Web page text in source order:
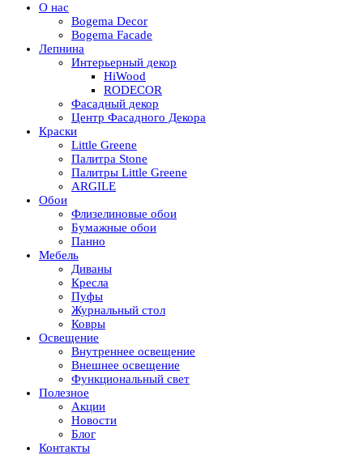
О нас
Bogema Decor
Bogema Facade
Лепнина
Интерьерный декор
HiWood
RODECOR
Фасадный декор
Центр Фасадного Декора
Краски
Little Greene
Палитра Stone
Палитры Little Greene
ARGILE
Обои
Флизелиновые обои
Бумажные обои
Панно
Мебель
Диваны
Кресла
Пуфы
Журнальный стол
Ковры
Освещение
Внутреннее освещение
Внешнее освещение
Функциональный свет
Полезное
Акции
Новости
Блог
Контакты